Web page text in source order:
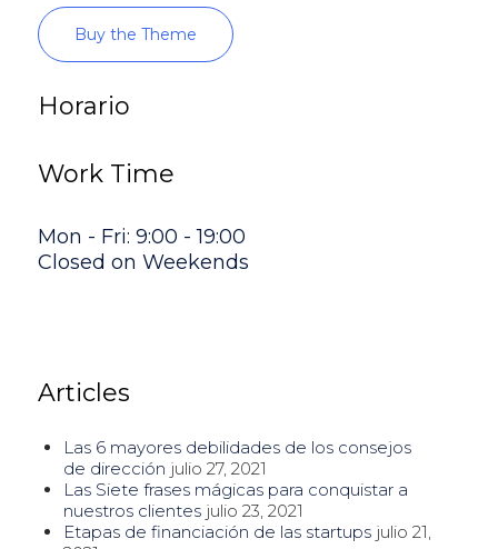
Buy the Theme
Horario
Work Time
Mon - Fri: 9:00 - 19:00
Closed on Weekends
Articles
Las 6 mayores debilidades de los consejos
de dirección julio 27, 2021
Las Siete frases mágicas para conquistar a
nuestros clientes julio 23, 2021
Etapas de financiación de las startups julio 21,